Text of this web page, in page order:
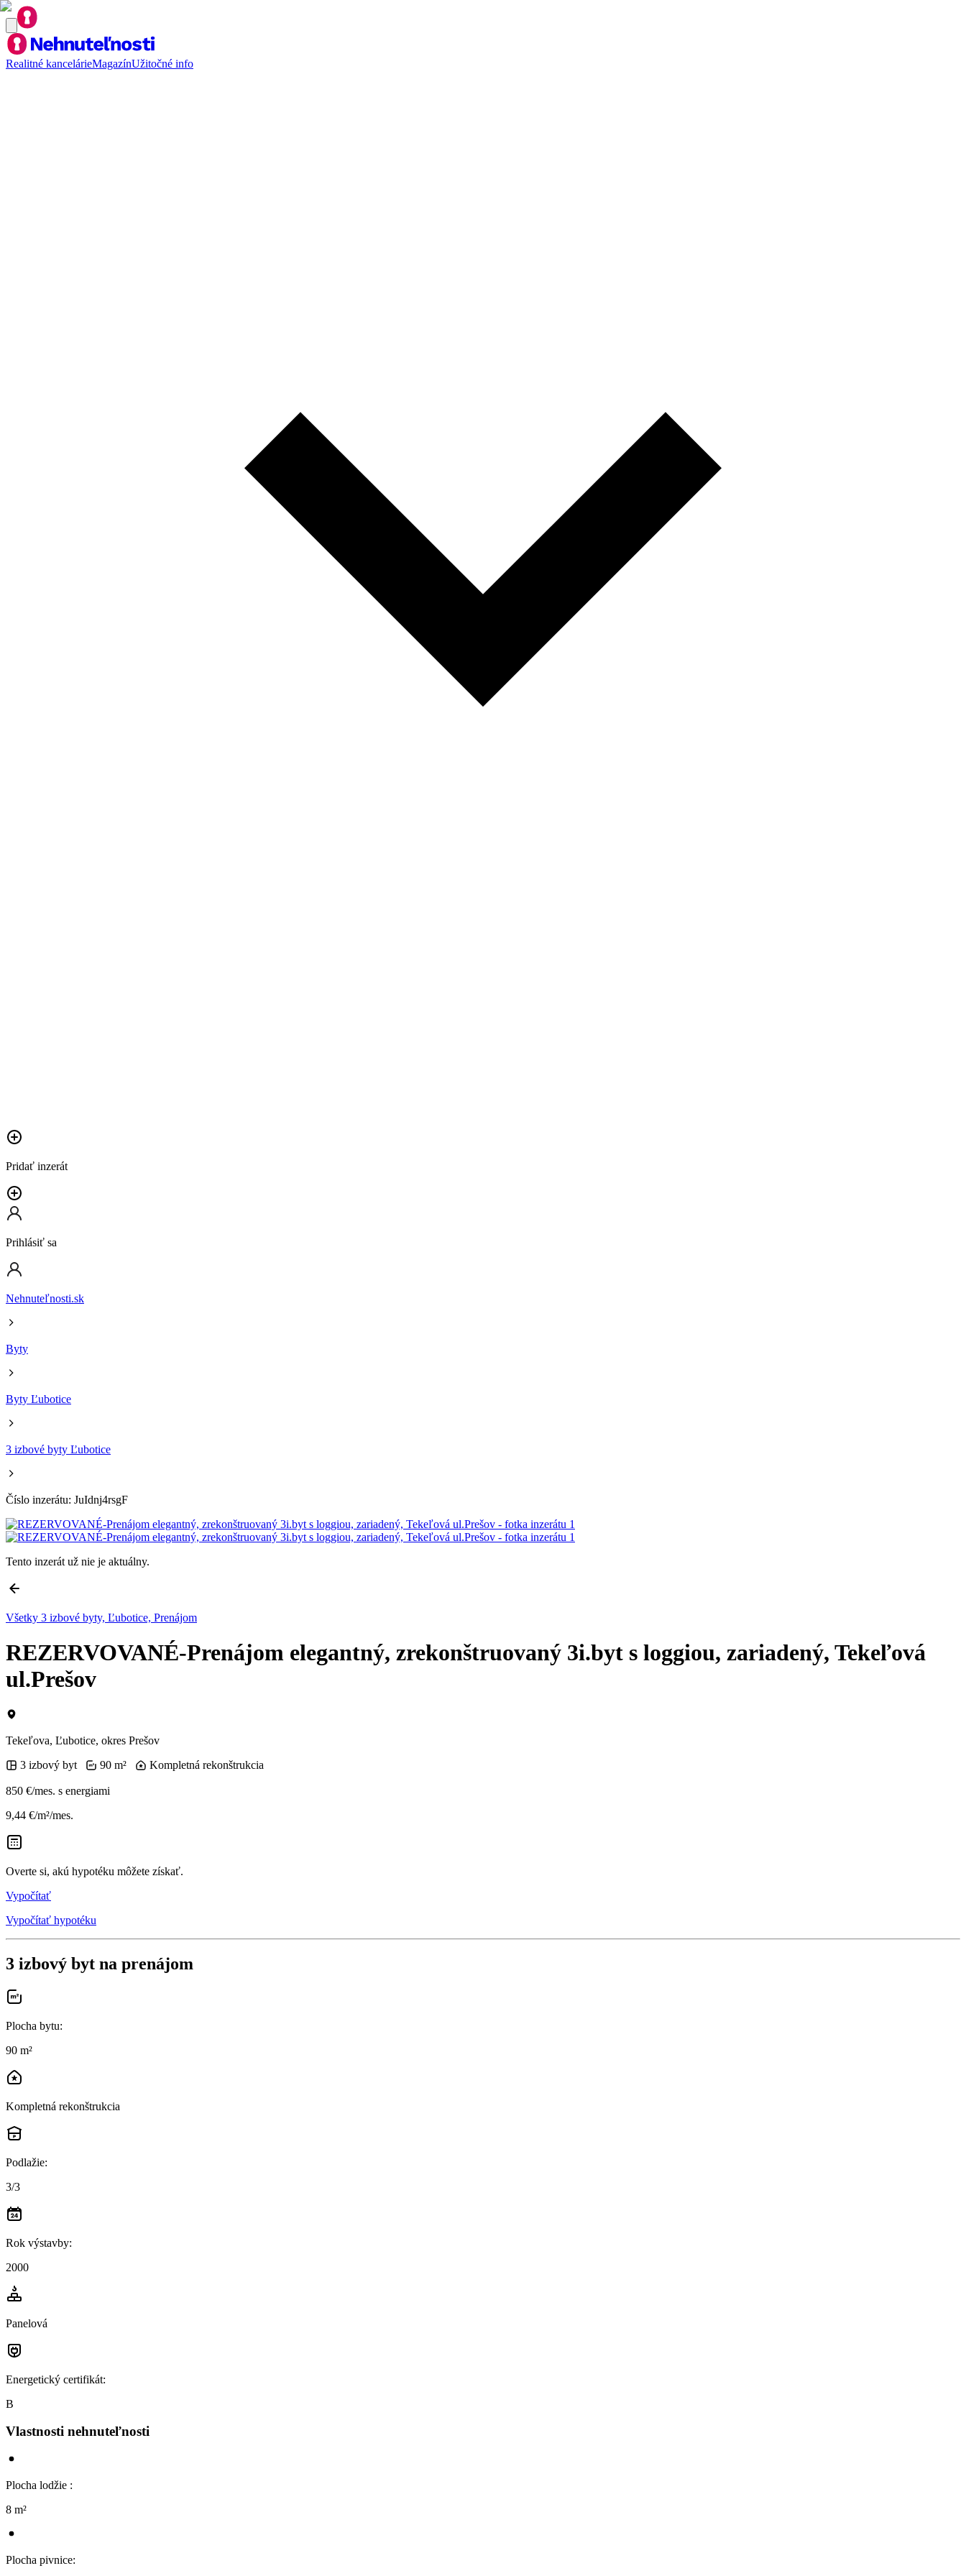
Realitné kancelárieMagazínUžitočné info
Pridať inzerát
Prihlásiť sa
Nehnuteľnosti.sk
Byty
Byty Ľubotice
3 izbové byty Ľubotice
Číslo inzerátu: JuIdnj4rsgF
Tento inzerát už nie je aktuálny.
Všetky 3 izbové byty, Ľubotice, Prenájom
REZERVOVANÉ-Prenájom elegantný, zrekonštruovaný 3i.byt s loggiou, zariadený, Tekeľová
ul.Prešov
Tekeľova, Ľubotice, okres Prešov
3 izbový byt
90 m² Kompletná rekonštrukcia
850 €/mes. s energiami
9,44 €/m²/mes.
Overte si, akú hypotéku môžete získať.
Vypočítať
Vypočítať hypotéku
3 izbový byt na prenájom
Plocha bytu:
90 m²
Kompletná rekonštrukcia
Podlažie:
3/3
Rok výstavby:
2000
Panelová
Energetický certifikát:
B
Vlastnosti nehnuteľnosti
Plocha lodžie :
8 m²
Plocha pivnice: